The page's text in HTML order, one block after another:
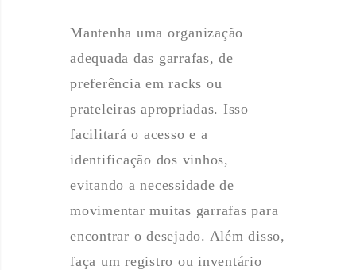
Mantenha uma organização
adequada das garrafas, de
preferência em racks ou
prateleiras apropriadas. Isso
facilitará o acesso e a
identificação dos vinhos,
evitando a necessidade de
movimentar muitas garrafas para
encontrar o desejado. Além disso,
faça um registro ou inventário